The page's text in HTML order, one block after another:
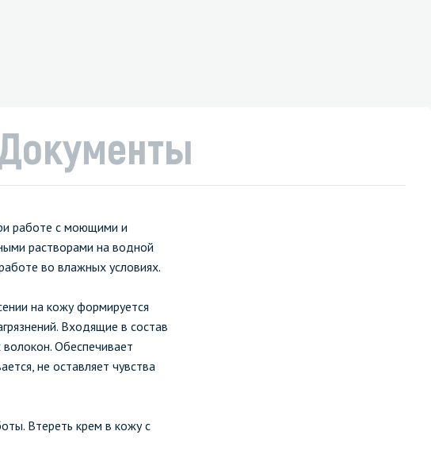
работе с моющими и
растворами на водной
во влажных условиях.
на кожу формируется
Входящие в состав
Обеспечивает
не оставляет чувства
Втереть крем в кожу с